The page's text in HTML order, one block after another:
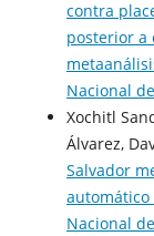
contra
posterior a
Nacional
Xochitl
Álvarez,
Salvador
automático
Nacional